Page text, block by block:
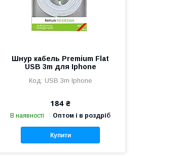
Шнур кабель Premium Flat
USB 3m для Iphone
USB 3m Iphone
184 ₴
В наявності Оптом і в роздріб
Купити